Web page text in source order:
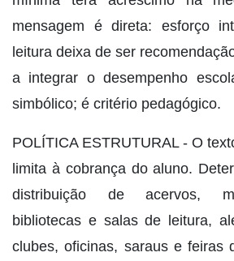
mensagem é direta: esforço
leitura deixa de ser
a integrar o desempenho
simbólico; é critério pedagógico.
POLÍTICA ESTRUTURAL - O
limita à cobrança do aluno.
distribuição de acervos,
bibliotecas e salas de leitura,
clubes, oficinas, saraus e feiras